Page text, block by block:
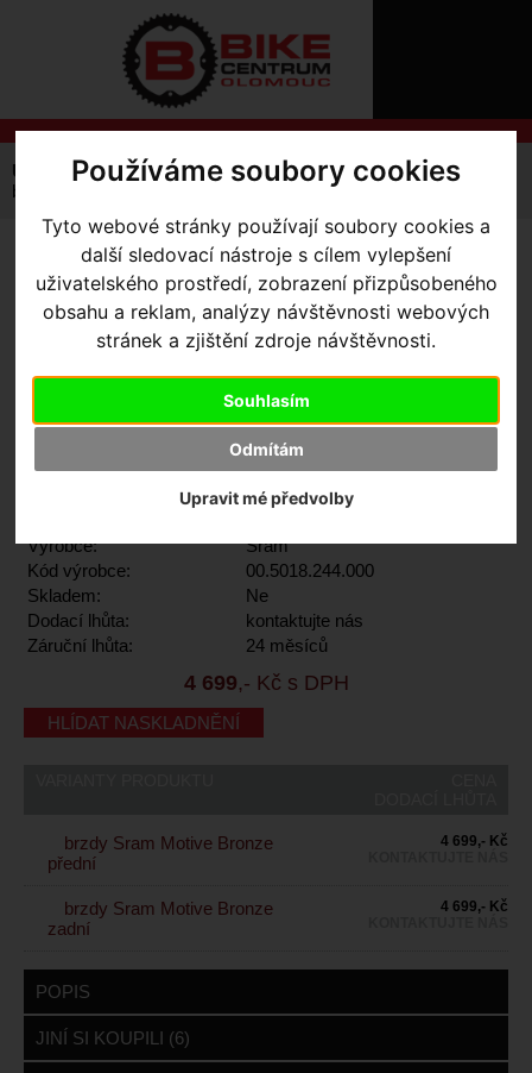
Používáme soubory cookies
Tyto webové stránky používají soubory cookies a
další sledovací nástroje s cílem vylepšení
uživatelského prostředí, zobrazení přizpůsobeného
obsahu a reklam, analýzy návštěvnosti webových
stránek a zjištění zdroje návštěvnosti.
Souhlasím
Odmítám
Upravit mé předvolby
O
NÁKUPU
REGISTRACE
ZTRATILI
Úvodní strana Komponenty Brzdy
Kotoučové
brzdy Sram Motive Bronze
BRZDY SRAM MOTIVE
BRONZE- brzdy Sram Motive
Bronze přední
Výrobce:
Sram
Kód výrobce:
00.5018.244.000
Skladem:
Ne
Dodací lhůta:
kontaktujte nás
Záruční lhůta:
24 měsíců
4 699,- Kč s DPH
HLÍDAT NASKLADNĚNÍ
brzdy Sram Motive Bronze
přední
4 699,- Kč
brzdy Sram Motive Bronze
zadní
4 699,- Kč
POPIS
JINÍ SI KOUPILI (6)